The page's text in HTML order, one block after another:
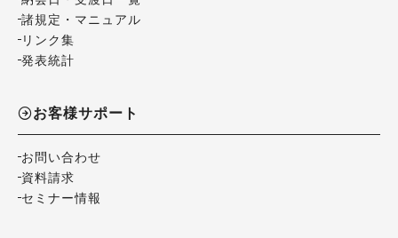
諸規定・マニュアル
リンク集
発表統計
お客様サポート
お問い合わせ
資料請求
セミナー情報